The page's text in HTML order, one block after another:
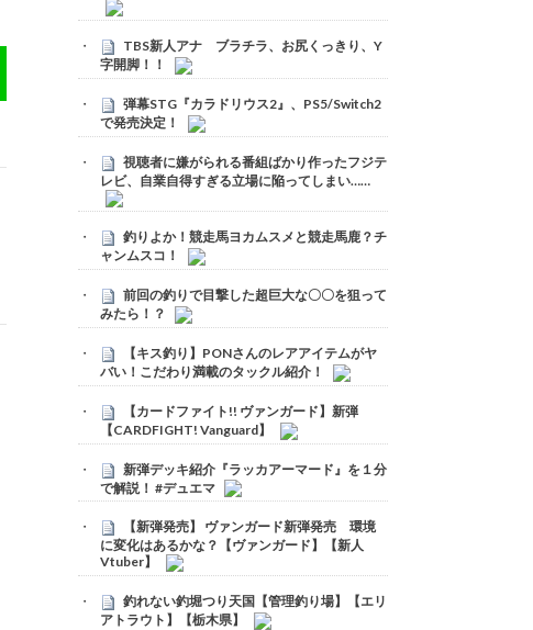
TBS新人アナ ブラチラ、お尻くっきり、Y
字開脚！！
弾幕STG『カラドリウス2』、PS5/Switch2
で発売決定！
視聴者に嫌がられる番組ばかり作ったフジテ
レビ、自業自得すぎる立場に陥ってしまい……
釣りよか！競走馬ヨカムスメと競走馬鹿？チ
ャンムスコ！
前回の釣りで目撃した超巨大な〇〇を狙って
みたら！？
【キス釣り】PONさんのレアアイテムがヤ
バい！こだわり満載のタックル紹介！
【カードファイト!! ヴァンガード】新弾
【CARDFIGHT! Vanguard】
新弾デッキ紹介『ラッカアーマード』を１分
で解説！ #デュエマ
【新弾発売】 ヴァンガード新弾発売 環境
に変化はあるかな？【ヴァンガード】【新人
Vtuber】
釣れない釣堀つり天国【管理釣り場】【エリ
アトラウト】【栃木県】